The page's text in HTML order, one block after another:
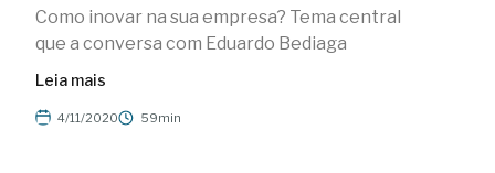
Como inovar na sua empresa? Tema central
que a conversa com Eduardo Bediaga
Leia mais
4/11/2020 59min